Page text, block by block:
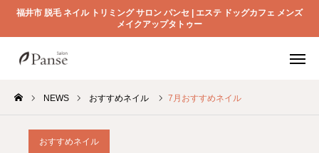
福井市 脱毛 ネイル トリミング サロン パンセ | エステ ドッグカフェ メンズ
メイクアップタトゥー
NEWS おすすめネイル 7月おすすめネイル
おすすめネイル
メニュー
NEWS